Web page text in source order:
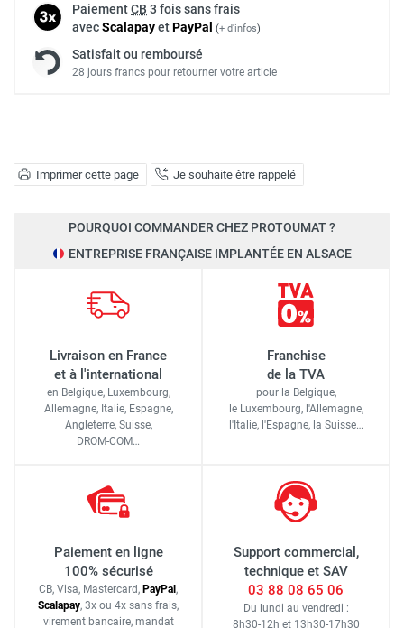
Imprimer cette page Je souhaite être rappelé
PaiementCB 3 fois sans frais
avecScalapayetPayPal (+ d'infos)
Satisfait ou remboursé
28 jours francs pour retourner votre article
POURQUOI COMMANDER CHEZ PROTOUMAT ?
ENTREPRISE FRANÇAISE IMPLANTÉE EN ALSACE
Livraison en France
et à l'international
en Belgique, Luxembourg,
Allemagne, Italie, Espagne,
Angleterre, Suisse,
DROM-COM…
Franchise
de la TVA
pour la Belgique,
le Luxembourg, l'Allemagne,
l'Italie, l'Espagne, la Suisse…
Paiement en ligne
100% sécurisé
CB, Visa, Mastercard, PayPal,
Scalapay, 3x ou 4x sans frais,
virement bancaire, mandat
Support commercial,
technique et SAV
03 88 08 65 06
Du lundi au vendredi :
8h30-12h et 13h30-17h30